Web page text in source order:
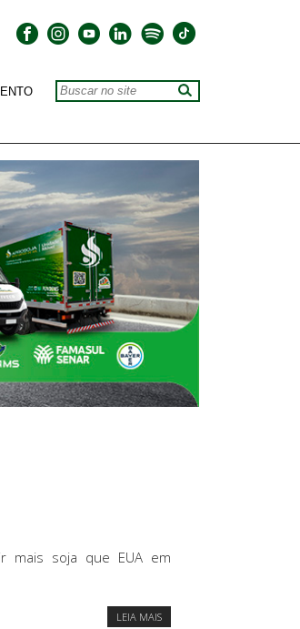
mais soja que EUA em
LEIA MAIS